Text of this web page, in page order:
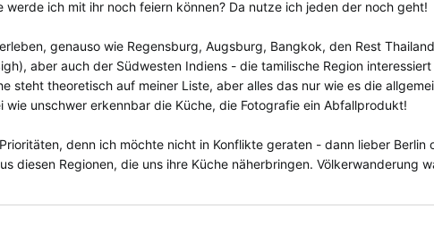
ich mit ihr noch feiern können? Da nutze ich jeden der noch geht!
genauso wie Regensburg, Augsburg, Bangkok, den Rest
aber auch der Südwesten Indiens - die tamilische Region
steht theoretisch auf meiner Liste, aber alles das nur wie es die
wie unschwer erkennbar die Küche, die Fotografie ein Abfallprodukt!
denn ich möchte nicht in Konflikte geraten - dann lieber
diesen Regionen, die uns ihre Küche näherbringen. Völkerwanderung